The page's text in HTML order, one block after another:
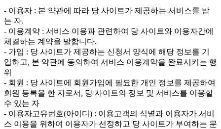
- 이용자 : 본 약관에 따라 당 사이트가 제공하는 서비스를 받
는 자.
- 이용계약 : 서비스 이용과 관련하여 당 사이트와 이용자간에
체결하는 계약을 말합니다.
- 가입 : 당 사이트가 제공하는 신청서 양식에 해당 정보를 기
입하고, 본 약관에 동의하여 서비스 이용계약을 완료시키는 행
위
- 회원 : 당 사이트에 회원가입에 필요한 개인 정보를 제공하여
회원 등록을 한 자로서, 당 사이트의 정보 및 서비스를 이용할
수 있는 자
- 이용자고유번호(아이디) : 이용고객의 식별과 이용자가 서비
스 이용을 위하여 이용자가 선정하고 당 사이트가 부여하는 문